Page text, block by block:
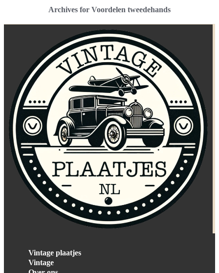
Archives for Voordelen tweedehands
Vintage plaatjes
Vintage